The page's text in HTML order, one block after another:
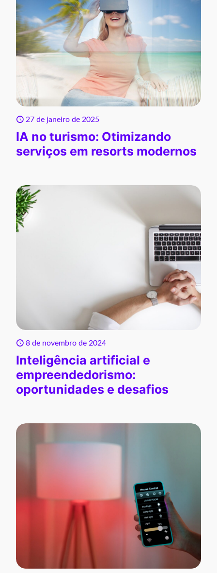
27 de janeiro de 2025
IA no turismo: Otimizando
serviços em resorts modernos
8 de novembro de 2024
Inteligência artificial e
empreendedorismo:
oportunidades e desafios